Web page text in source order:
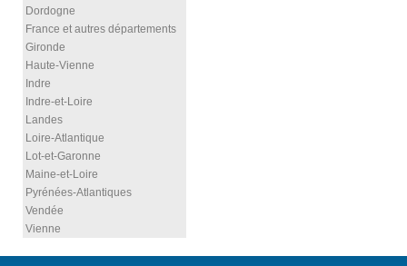
Dordogne
France et autres départements
Gironde
Haute-Vienne
Indre
Indre-et-Loire
Landes
Loire-Atlantique
Lot-et-Garonne
Maine-et-Loire
Pyrénées-Atlantiques
Vendée
Vienne